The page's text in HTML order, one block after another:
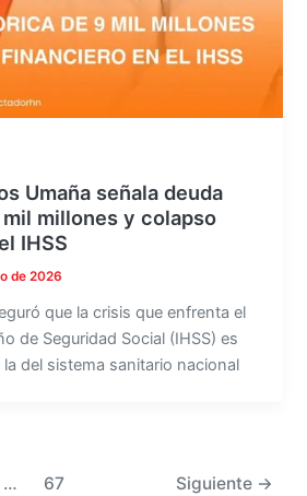
Umaña señala deuda
millones y colapso
IHSS
de 2026
que la crisis que enfrenta el
de Seguridad Social (IHSS) es
del sistema sanitario nacional
… 67 Siguiente →